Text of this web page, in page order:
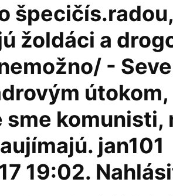
špecičís.radou,
žoldáci a
-
útokom,
komunisti,
jan101
19:02.